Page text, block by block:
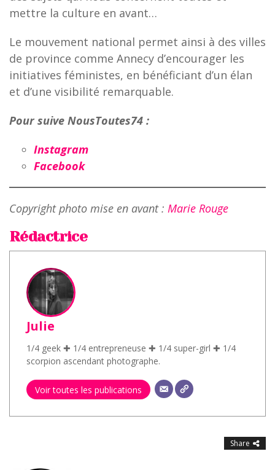
mettre la culture en avant…
Le mouvement national permet ainsi à des villes
de province comme Annecy d’encourager les
initiatives féministes, en bénéficiant d’un élan
et d’une visibilité remarquable.
Pour suive NousToutes74 :
Instagram
Facebook
Copyright photo mise en avant : Marie Rouge
Rédactrice
Julie
1/4 geek ✚ 1/4 entrepreneuse ✚ 1/4 super-girl ✚ 1/4
scorpion ascendant photographe.
Voir toutes les publications
Share